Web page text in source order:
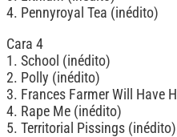
4. Pennyroyal Tea (inédito)
Cara 4
1. School (inédito)
2. Polly (inédito)
3. Frances Farmer Will Have
4. Rape Me (inédito)
5. Territorial Pissings (inédito)